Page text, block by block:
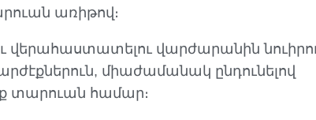
առիթով։
վարժարանին
միաժամանակ ընդունելով
տարուան համար։